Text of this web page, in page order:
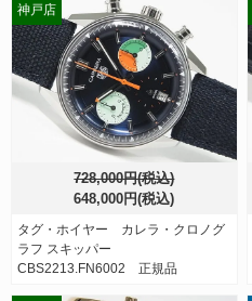
728,000円(税込)
648,000円(税込)
タグ・ホイヤー カレラ・クロノグ
ラフ スキッパー
CBS2213.FN6002 正規品
神戸店